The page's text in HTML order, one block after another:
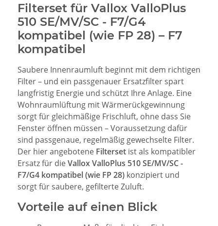
Filterset für Vallox ValloPlus
510 SE/MV/SC - F7/G4
kompatibel (wie FP 28) – F7
kompatibel
Saubere Innenraumluft beginnt mit dem richtigen
Filter – und ein passgenauer Ersatzfilter spart
langfristig Energie und schützt Ihre Anlage. Eine
Wohnraumlüftung mit Wärmerückgewinnung
sorgt für gleichmäßige Frischluft, ohne dass Sie
Fenster öffnen müssen – Voraussetzung dafür
sind passgenaue, regelmäßig gewechselte Filter.
Der hier angebotene Filterset ist als kompatibler
Ersatz für dieVallox ValloPlus 510 SE/MV/SC -
F7/G4 kompatibel (wie FP 28) konzipiert und
sorgt für saubere, gefilterte Zuluft.
Vorteile auf einen Blick